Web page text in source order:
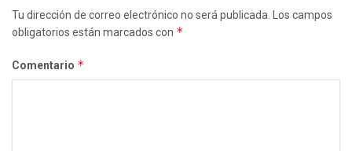
Tu dirección de correo electrónico no será publicada.
Los campos
obligatorios están marcados con *
Comentario *